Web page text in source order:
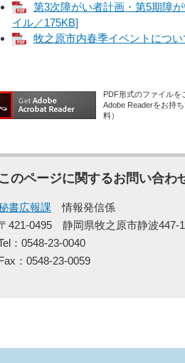
第3次障がい者計画・第5期障
イル／175KB]
牧之原市内春季イベントにつ
PDF形式のファイルを
Adobe Readerをお持
料）
このページに関するお問い合わ
書広報課
情報発信係
421-0495
静岡県牧之原市静波447-
：0548-23-0040
：0548-23-0059